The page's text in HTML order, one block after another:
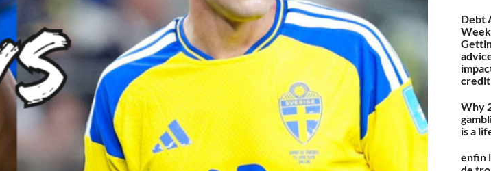
Debt
Why
is a
enfin